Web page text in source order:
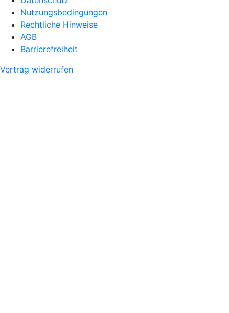
Nutzungsbedingungen
Rechtliche Hinweise
AGB
Barrierefreiheit
Vertrag widerrufen